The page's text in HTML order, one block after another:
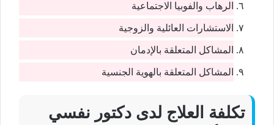
الرهاب والفوبيا الاجتماعية
الاستشارات العائلية والزوجية
المشاكل المتعلقة بالإدمان
المشاكل المتعلقة بالهوية الجنسية
تكلفة العلاج لدى دكتور نفسي